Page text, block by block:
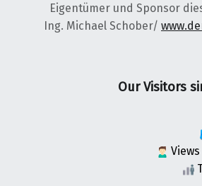
Eigentümer und Sponsor
Ing. Michael Schober/
Our Visitors